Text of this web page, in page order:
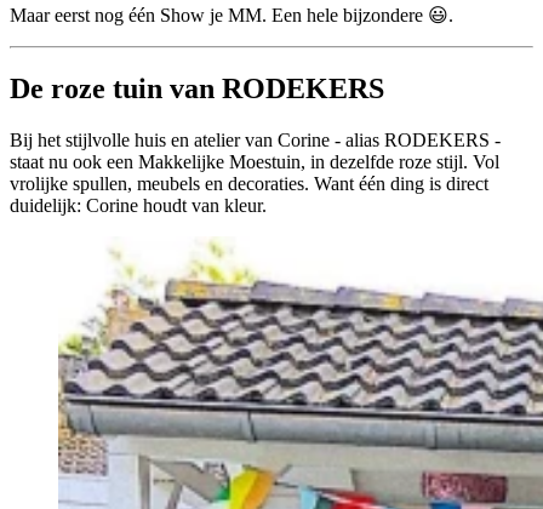
Maar eerst nog één Show je MM. Een hele bijzondere 😃.
De roze tuin van RODEKERS
Bij het stijlvolle huis en atelier van Corine - alias RODEKERS -
staat nu ook een Makkelijke Moestuin, in dezelfde roze stijl. Vol
vrolijke spullen, meubels en decoraties. Want één ding is direct
duidelijk: Corine houdt van kleur.